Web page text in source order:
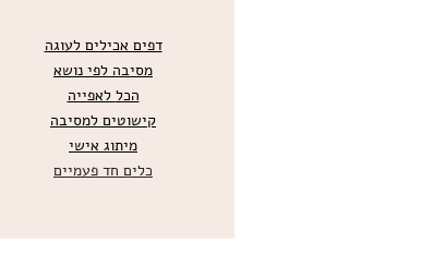
דפים אכילים לעוגה
מסיבה לפי נושא
הכל לאפייה
קישוטים למסיבה
מיתוג אישי
כלים חד פעמיים